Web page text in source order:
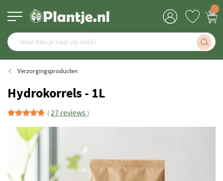
Verzorgingsproducten
Hydrokorrels - 1L
27 reviews